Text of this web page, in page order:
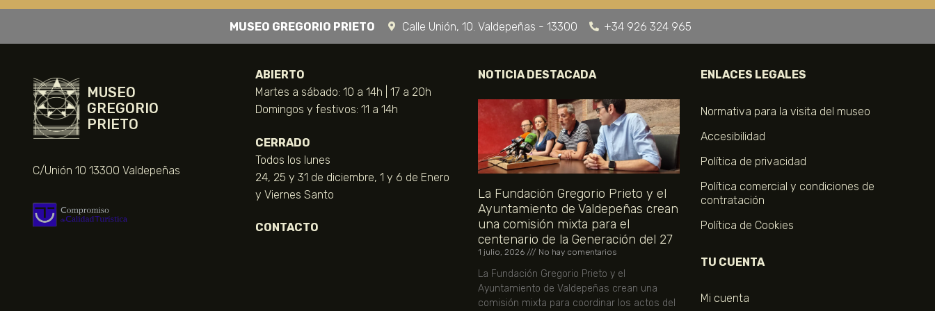
MUSEO GREGORIO PRIETO Calle Unión, 10. Valdepeñas - 13300 +34 926 324 965
MUSEO
GREGORIO
PRIETO
C/Unión 10 13300 Valdepeñas
ABIERTO
Martes a sábado: 10 a 14h | 17 a 20h
Domingos y festivos: 11 a 14h
CERRADO
Todos los lunes
24, 25 y 31 de diciembre, 1 y 6 de Enero
y Viernes Santo
CONTACTO
NOTICIA DESTACADA
La Fundación Gregorio Prieto y el
Ayuntamiento de Valdepeñas crean
una comisión mixta para el
centenario de la Generación del 27
1 julio, 2026 No hay comentarios
La Fundación Gregorio Prieto y el
Ayuntamiento de Valdepeñas crean una
comisión mixta para coordinar los actos del
ENLACES LEGALES
Normativa para la visita del museo
Accesibilidad
Política de privacidad
Política comercial y condiciones de
contratación
Política de Cookies
TU CUENTA
Mi cuenta